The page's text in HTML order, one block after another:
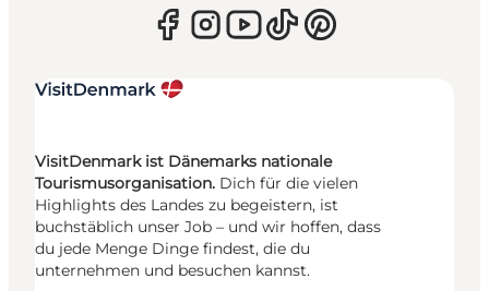
VisitDenmark ist Dänemarks nationale
Tourismusorganisation. Dich für die vielen
Highlights des Landes zu begeistern, ist
buchstäblich unser Job – und wir hoffen, dass
du jede Menge Dinge findest, die du
unternehmen und besuchen kannst.